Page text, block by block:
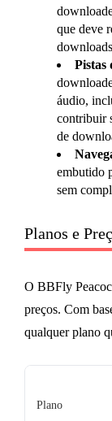
que deve
Pistas
áudio,
contribuir
de
embutido
sem
Planos e
O BBFly
preços. Com
qualquer plano
Plano